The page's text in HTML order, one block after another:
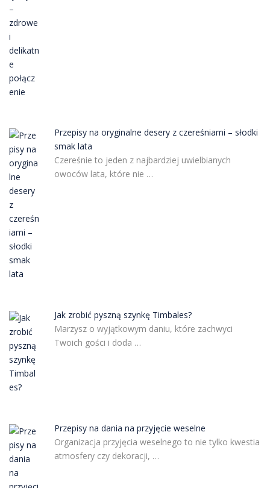
Przepisy na oryginalne desery z czereśniami – słodki
smak lata
Czereśnie to jeden z najbardziej uwielbianych
owoców lata, które nie …
Jak zrobić pyszną szynkę Timbales?
Marzysz o wyjątkowym daniu, które zachwyci
Twoich gości i doda …
Przepisy na dania na przyjęcie weselne
Organizacja przyjęcia weselnego to nie tylko kwestia
atmosfery czy dekoracji, …